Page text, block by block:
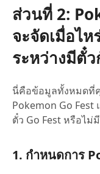
ส่วนที่ 2:
จะจัดเมื่อไ
ระหว่างมีตั๋
นี่คือข้อมูลทั้งหมดที่
Pokemon Go
ตั๋ว Go Fest หรือไม่
1. กำหนดการ